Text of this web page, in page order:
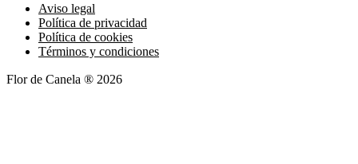
Aviso legal
Política de privacidad
Política de cookies
Términos y condiciones
Flor de Canela ® 2026